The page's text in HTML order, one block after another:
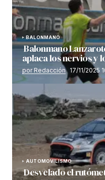
BALONMANO
Balonmano
aplaca los nervios y
por Redacción 17/11/2025
AUTOMOVILISMO
Desvelado el